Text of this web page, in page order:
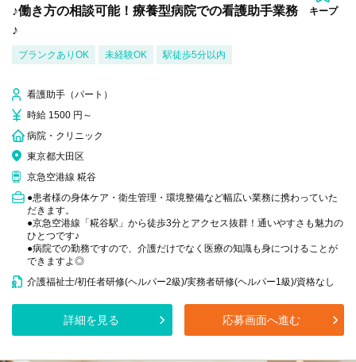
♪働き方の相談可能！療養型病院での看護助手業務
♪
キープ
ブランクありOK 未経験OK 駅徒歩5分以内
看護助手（パート）
時給 1500 円～
病院・クリニック
東京都大田区
京急空港線 糀谷
●患者様の身体ケア・衛生管理・環境整備など幅広い業務に携わっていた
だきます。
●京急空港線「糀谷駅」から徒歩3分とアクセス抜群！通いやすさも魅力の
ひとつです♪
●病院での勤務ですので、介護だけでなく医療の知識も身につけることが
できますよ◎
介護福祉士/初任者研修(ヘルパー2級)/実務者研修(ヘルパー1級)/資格なし
詳細を見る 応募画面へ進む